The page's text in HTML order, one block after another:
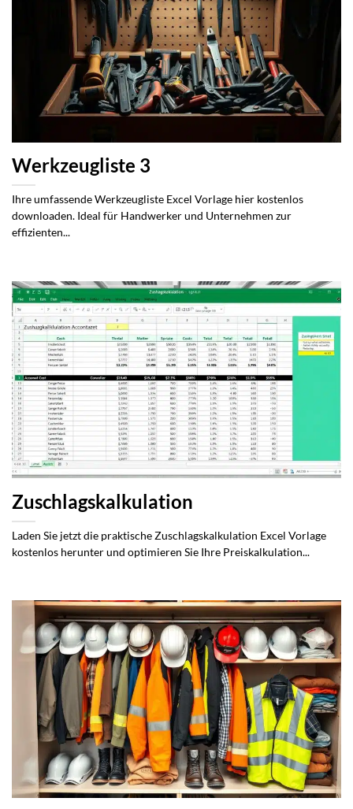
Werkzeugliste 3
Ihre umfassende Werkzeugliste Excel Vorlage hier kostenlos
downloaden. Ideal für Handwerker und Unternehmen zur
effizienten...
Zuschlagskalkulation
Laden Sie jetzt die praktische Zuschlagskalkulation Excel Vorlage
kostenlos herunter und optimieren Sie Ihre Preiskalkulation...